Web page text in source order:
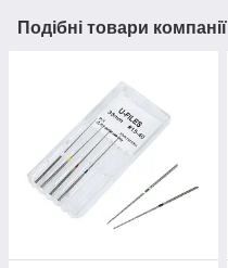
Подібні товари компанії